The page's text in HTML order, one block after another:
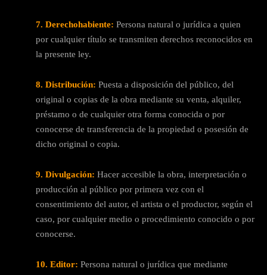
7. Derechohabiente: Persona natural o jurídica a quien
por cualquier título se transmiten derechos reconocidos en
la presente ley.
8. Distribución: Puesta a disposición del público, del
original o copias de la obra mediante su venta, alquiler,
préstamo o de cualquier otra forma conocida o por
conocerse de transferencia de la propiedad o posesión de
dicho original o copia.
9. Divulgación: Hacer accesible la obra, interpretación o
producción al público por primera vez con el
consentimiento del autor, el artista o el productor, según el
caso, por cualquier medio o procedimiento conocido o por
conocerse.
10. Editor: Persona natural o jurídica que mediante